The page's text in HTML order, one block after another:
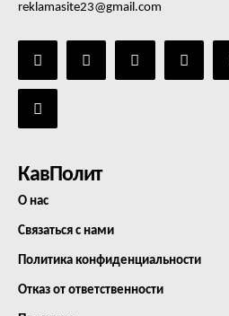
reklamasite23@gmail.com
КавПолит
О нас
Связаться с нами
Политика конфиденциальности
Отказ от ответственности